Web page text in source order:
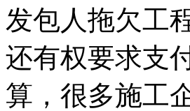
发包人拖欠工
还有权要求支
算，很多施工